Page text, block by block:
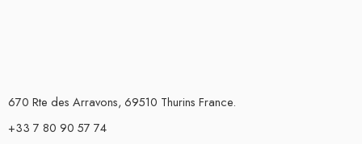
670 Rte des Arravons, 69510 Thurins France.
+33 7 80 90 57 74